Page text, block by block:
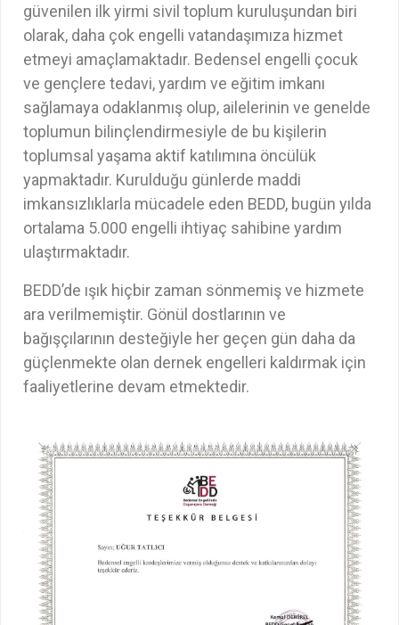
güvenilen ilk yirmi sivil toplum kuruluşundan biri
olarak, daha çok engelli vatandaşımıza hizmet
etmeyi amaçlamaktadır. Bedensel engelli çocuk
ve gençlere tedavi, yardım ve eğitim imkanı
sağlamaya odaklanmış olup, ailelerinin ve genelde
toplumun bilinçlendirmesiyle de bu kişilerin
toplumsal yaşama aktif katılımına öncülük
yapmaktadır. Kurulduğu günlerde maddi
imkansızlıklarla mücadele eden BEDD, bugün yılda
ortalama 5.000 engelli ihtiyaç sahibine yardım
ulaştırmaktadır.
BEDD’de ışık hiçbir zaman sönmemiş ve hizmete
ara verilmemiştir. Gönül dostlarının ve
bağışçılarının desteğiyle her geçen gün daha da
güçlenmekte olan dernek engelleri kaldırmak için
faaliyetlerine devam etmektedir.